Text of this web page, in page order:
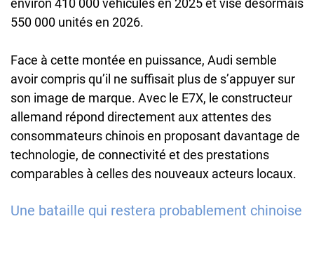
environ 410 000 véhicules en 2025 et vise désormais
550 000 unités en 2026.
Face à cette montée en puissance, Audi semble
avoir compris qu’il ne suffisait plus de s’appuyer sur
son image de marque. Avec le E7X, le constructeur
allemand répond directement aux attentes des
consommateurs chinois en proposant davantage de
technologie, de connectivité et des prestations
comparables à celles des nouveaux acteurs locaux.
Une bataille qui restera probablement chinoise